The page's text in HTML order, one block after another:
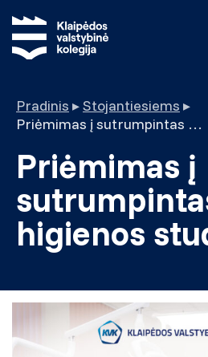
Pradinis ▸Stojantiesiems ▸
Priėmimas į sutrumpintas Burnos higienos studijas
Priėmimas į
higienos